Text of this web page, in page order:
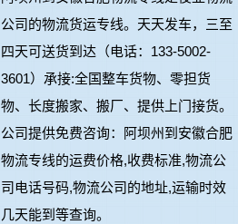
公司的物流货运专线。天天发车，三至
四天可送货到达（电话：133-5002-
3601）承接:全国整车货物、零担货
物、长度搬家、搬厂、提供上门接货。
公司提供免费咨询：阿坝州到安徽合肥
物流专线的运费价格,收费标准,物流公
司电话号码,物流公司的地址,运输时效
几天能到等查询。